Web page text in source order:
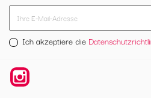
Ich akzeptiere die